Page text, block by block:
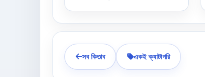
সব কিতাব একই ক্যাটাগরি